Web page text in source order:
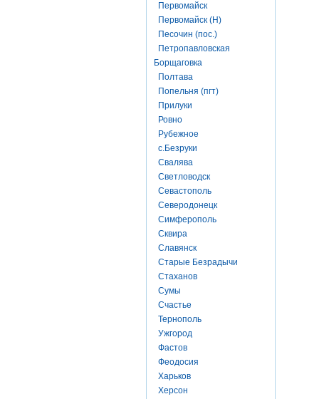
Первомайск
Первомайск (Н)
Песочин (пос.)
Петропавловская
Борщаговка
Полтава
Попельня (пгт)
Прилуки
Ровно
Рубежное
с.Безруки
Свалява
Светловодск
Севастополь
Северодонецк
Симферополь
Сквира
Славянск
Старые Безрадычи
Стаханов
Сумы
Счастье
Тернополь
Ужгород
Фастов
Феодосия
Харьков
Херсон